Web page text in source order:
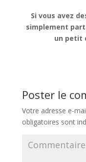
Si vous avez
simplement
un petit
Poster le
Votre adresse e-
obligatoires sont